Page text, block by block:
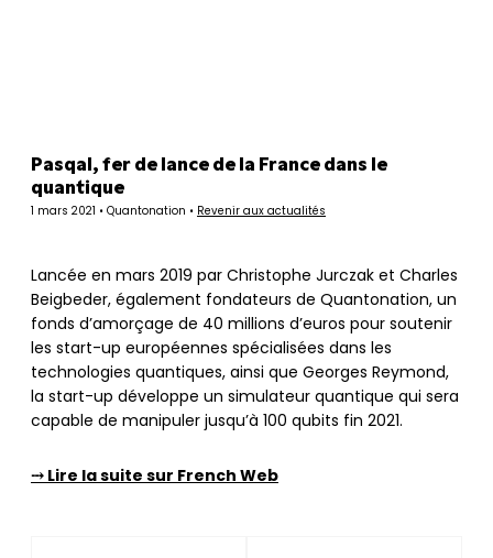
Pasqal, fer de lance de la France dans le
quantique
1 mars 2021 • Quantonation • Revenir aux actualités
Lancée en mars 2019 par Christophe Jurczak et Charles
Beigbeder, également fondateurs de Quantonation, un
fonds d’amorçage de 40 millions d’euros pour soutenir
les start-up européennes spécialisées dans les
technologies quantiques, ainsi que Georges Reymond,
la start-up développe un simulateur quantique qui sera
capable de manipuler jusqu’à 100 qubits fin 2021.
⤏ Lire la suite sur French Web